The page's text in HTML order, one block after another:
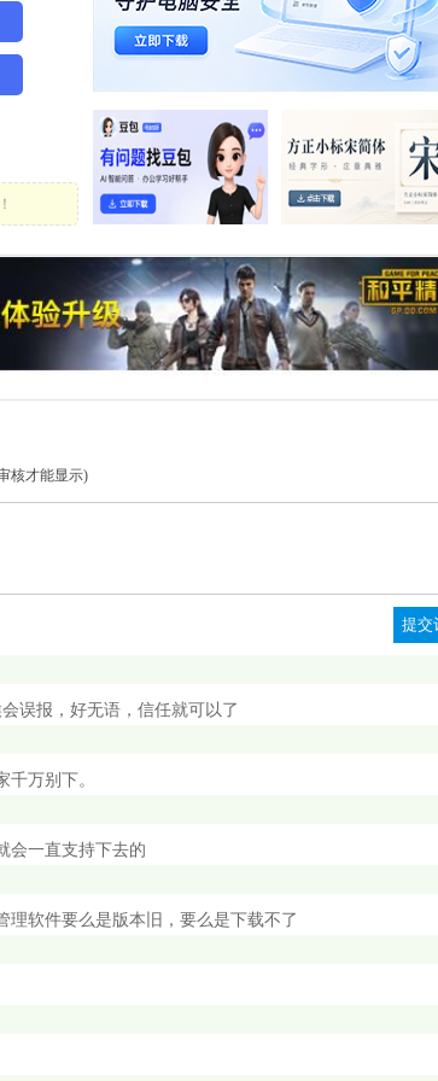
核才能显示)
误报，好无语，信任就可以了
万别下。
会一直支持下去的
软件要么是版本旧，要么是下载不了